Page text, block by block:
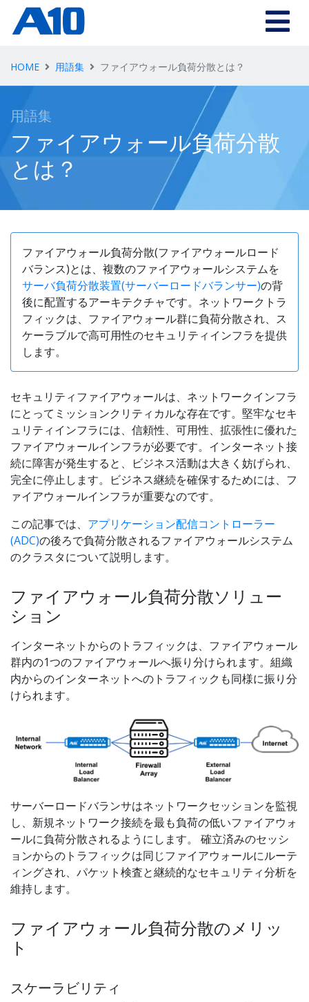
Skip to main content
HOME 用語集 ファイアウォール負荷分散とは？
用語集
ファイアウォール負荷分散
とは？
ファイアウォール負荷分散(ファイアウォールロード
バランス)とは、複数のファイアウォールシステムを
サーバ負荷分散装置(サーバーロードバランサー)の背
後に配置するアーキテクチャです。ネットワークトラ
フィックは、ファイアウォール群に負荷分散され、ス
ケーラブルで高可用性のセキュリティインフラを提供
します。
セキュリティファイアウォールは、ネットワークインフラ
にとってミッションクリティカルな存在です。堅牢なセキ
ュリティインフラには、信頼性、可用性、拡張性に優れた
ファイアウォールインフラが必要です。インターネット接
続に障害が発生すると、ビジネス活動は大きく妨げられ、
完全に停止します。ビジネス継続を確保するためには、フ
ァイアウォールインフラが重要なのです。
この記事では、 アプリケーション配信コントローラー
(ADC)の後ろで負荷分散されるファイアウォールシステム
のクラスタについて説明します。
ファイアウォール負荷分散ソリュー
ション
インターネットからのトラフィックは、ファイアウォール
群内の1つのファイアウォールへ振り分けられます。組織
内からのインターネットへのトラフィックも同様に振り分
けられます。
サーバーロードバランサはネットワークセッションを監視
し、新規ネットワーク接続を最も負荷の低いファイアウォ
ールに負荷分散されるようにします。 確立済みのセッシ
ョンからのトラフィックは同じファイアウォールにルーテ
ィングされ、パケット検査と継続的なセキュリティ分析を
維持します。
ファイアウォール負荷分散のメリッ
ト
スケーラビリティ